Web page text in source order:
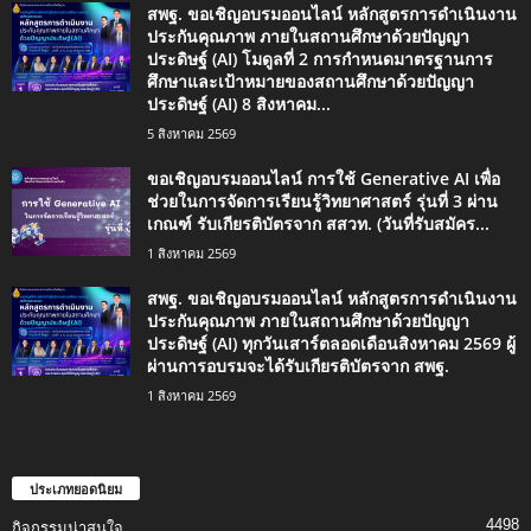
สพฐ. ขอเชิญอบรมออนไลน์ หลักสูตรการดำเนินงาน
ประกันคุณภาพ ภายในสถานศึกษาด้วยปัญญา
ประดิษฐ์ (AI) โมดูลที่ 2 การกำหนดมาตรฐานการ
ศึกษาและเป้าหมายของสถานศึกษาด้วยปัญญา
ประดิษฐ์ (AI) 8 สิงหาคม...
5 สิงหาคม 2569
ขอเชิญอบรมออนไลน์ การใช้ Generative AI เพื่อ
ช่วยในการจัดการเรียนรู้วิทยาศาสตร์ รุ่นที่ 3 ผ่าน
เกณฑ์ รับเกียรติบัตรจาก สสวท. (วันที่รับสมัคร...
1 สิงหาคม 2569
สพฐ. ขอเชิญอบรมออนไลน์ หลักสูตรการดำเนินงาน
ประกันคุณภาพ ภายในสถานศึกษาด้วยปัญญา
ประดิษฐ์ (AI) ทุกวันเสาร์ตลอดเดือนสิงหาคม 2569 ผู้
ผ่านการอบรมจะได้รับเกียรติบัตรจาก สพฐ.
1 สิงหาคม 2569
ประเภทยอดนิยม
4498